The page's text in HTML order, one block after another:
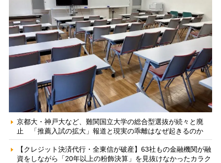
京都大・神戸大など、難関国立大学の総合型選抜が続々と廃
止 「推薦入試の拡大」報道と現実の乖離はなぜ起きるのか
【クレジット決済代行・全東信が破産】63社もの金融機関が融
資をしながら「20年以上の粉飾決算」を見抜けなかったカラク